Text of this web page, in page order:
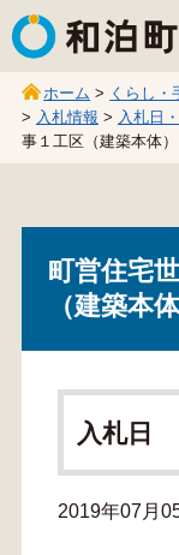
和泊町
ホーム > くらし・
> 入札情報 > 入札日
事１工区（建築本体）
町営住宅
（建築本体
入札日
2019年07月